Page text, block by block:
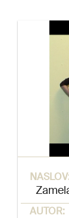
AUTOR: